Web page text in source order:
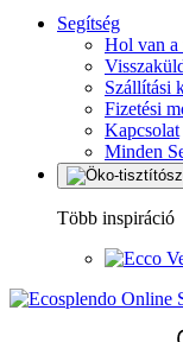
Segítség
Hol van a
Szállítási
Fizetési
Kapcsolat
Minden
Több inspiráció